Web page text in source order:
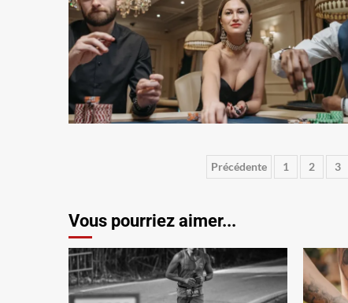
Pagination
publications
Précédente 1 2 3
Vous pourriez aimer...